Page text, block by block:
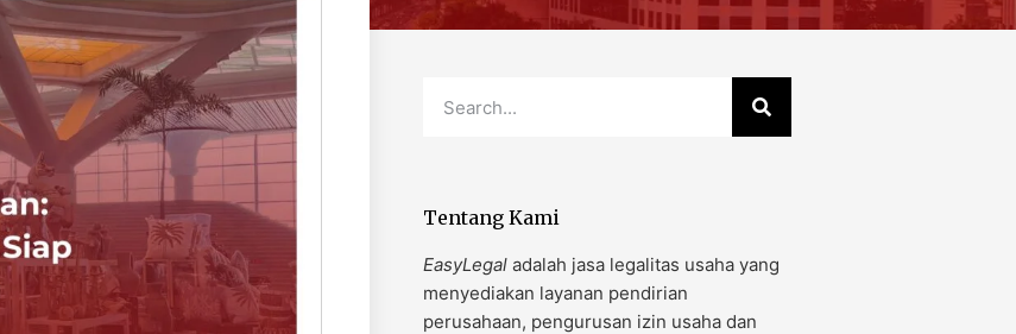
Tentang Kami
EasyLegaladalah jasa legalitas usaha yang
menyediakan layanan pendirian
perusahaan, pengurusan izin usaha dan